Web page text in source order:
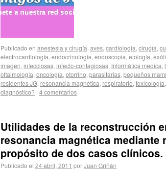
Publicado en anestesia y cirugía, aves, cardiologia, cirugía,
electrocardiología, endocrinología, endoscopia, etología,
imagen, infecciosas, infecto-contagiosas, Informática medica,
oftalmología, oncología, otorrino, parasitarias, pequeños
residentes JG, resonancia magnética, respiratorio, toxicología,
diagnóstico? | 4 comentarios
Utilidades de la reconstrucción
resonancia magnética mediante
propósito de dos casos clínicos.
Publicado el 24 abril, 2011 porJuan Griñán